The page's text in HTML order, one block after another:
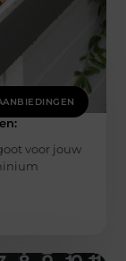
voor jouw